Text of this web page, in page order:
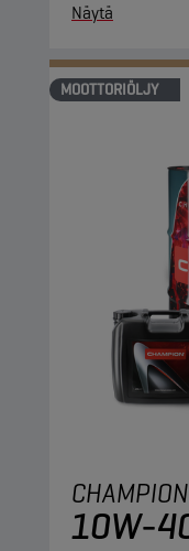
Näytä
MOOTTORIÖLJY
CHAMPION
10W-